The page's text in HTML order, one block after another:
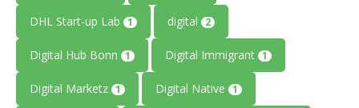
DHL Start-up Lab 1 digital 2
Digital Hub Bonn 1 Digital Immigrant 1
Digital Marketz 1 Digital Native 1